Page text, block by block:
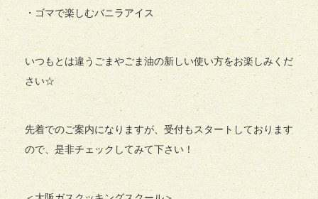
・ゴマで楽しむバニラアイス
いつもとは違うごまやごま油の新しい使い方をお楽しみくだ
さい☆
先着でのご案内になりますが、受付もスタートしております
ので、是非チェックしてみて下さい！